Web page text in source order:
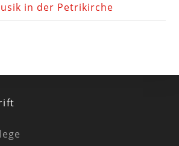
in der Petrikirche